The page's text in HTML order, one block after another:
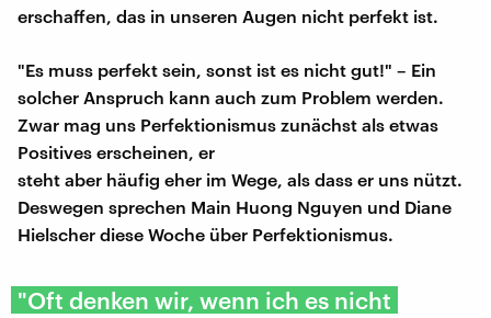
erschaffen, das in unseren Augen nicht perfekt ist.
"Es muss perfekt sein, sonst ist es nicht gut!" – Ein
solcher Anspruch kann auch zum Problem werden.
Zwar mag uns Perfektionismus zunächst als etwas
Positives erscheinen, er
steht aber häufig eher im Wege, als dass er uns nützt.
Deswegen sprechen Main Huong Nguyen und Diane
Hielscher diese Woche über Perfektionismus.
"Oft denken wir, wenn ich es nicht